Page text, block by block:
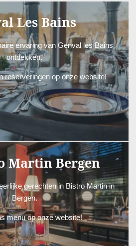
Les Bains
ervaring van Genval les Bains
ontdekken.
reserveringen op onze website!
LES BAINS
Martin Bergen
gerechten in Bistro Martin in
Bergen.
menu op onze website!